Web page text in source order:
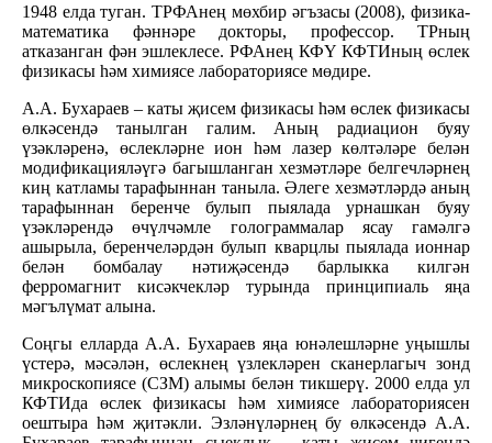
1948 елда туган. ТРФАнең мөхбир әгъзасы (2008), физика-
математика фәннәре докторы, профессор. ТРның
атказанган фән эшлеклесе. РФАнең КФҮ КФТИның өслек
физикасы һәм химиясе лабораториясе мөдире.
А.А. Бухараев – каты җисем физикасы һәм өслек физикасы
өлкәсендә танылган галим. Аның радиацион буяу
үзәкләренә, өслекләрне ион һәм лазер көлтәләре белән
модификацияләүгә багышланган хезмәтләре белгечләрнең
киң катламы тарафыннан таныла. Әлеге хезмәтләрдә аның
тарафыннан беренче булып пыялада урнашкан буяу
үзәкләрендә өчүлчәмле голограммалар ясау гамәлгә
ашырыла, беренчеләрдән булып кварцлы пыялада ионнар
белән бомбалау нәтиҗәсендә барлыкка килгән
ферромагнит кисәкчекләр турында принципиаль яңа
мәгълүмат алына.
Соңгы елларда А.А. Бухараев яңа юнәлешләрне уңышлы
үстерә, мәсәлән, өслекнең үзлекләрен сканерлагыч зонд
микроскопиясе (СЗМ) алымы белән тикшерү. 2000 елда ул
КФТИда өслек физикасы һәм химиясе лабораториясен
оештыра һәм җитәкли. Эзләнүләрнең бу өлкәсендә А.А.